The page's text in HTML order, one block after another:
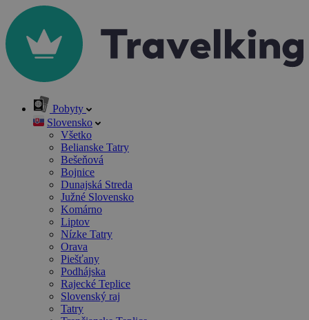
Pobyty
Slovensko
Všetko
Belianske Tatry
Bešeňová
Bojnice
Dunajská Streda
Južné Slovensko
Komárno
Liptov
Nízke Tatry
Orava
Piešťany
Podhájska
Rajecké Teplice
Slovenský raj
Tatry